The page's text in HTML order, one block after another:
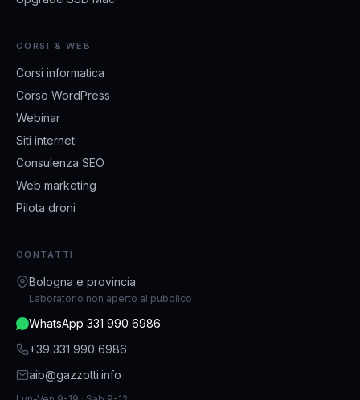
CORSI & WEB
Corsi informatica
Corso WordPress
Webinar
Siti internet
Consulenza SEO
Web marketing
Pilota droni
CONTATTI
Bologna e provincia
Laboratorio non aperto al pubblico
WhatsApp 331 990 6986
+39 331 990 6986
aib@gazzotti.info